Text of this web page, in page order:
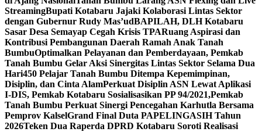
StreamingBupati Kotabaru Jajaki Kolaborasi Lintas Sektor
dengan Gubernur Rudy Mas’udBAPILAH, DLH Kotabaru
Sasar Desa Semayap Cegah Krisis TPARuang Aspirasi dan
Kontribusi Pembangunan Daerah Ramah Anak Tanah
BumbuOptimalkan Pelayanan dan Pemberdayaan, Pemkab
Tanah Bumbu Gelar Aksi Sinergitas Lintas Sektor Selama Dua
Hari450 Pelajar Tanah Bumbu Ditempa Kepemimpinan,
Disiplin, dan Cinta AlamPerkuat Disiplin ASN Lewat Aplikasi
I-DIS, Pemkab Kotabaru Sosialisasikan PP 94/2021,Pemkab
Tanah Bumbu Perkuat Sinergi Pencegahan Karhutla Bersama
Pemprov KalselGrand Final Duta PAPELINGASIH Tahun
2026Teken Dua Raperda DPRD Kotabaru Soroti Realisasi